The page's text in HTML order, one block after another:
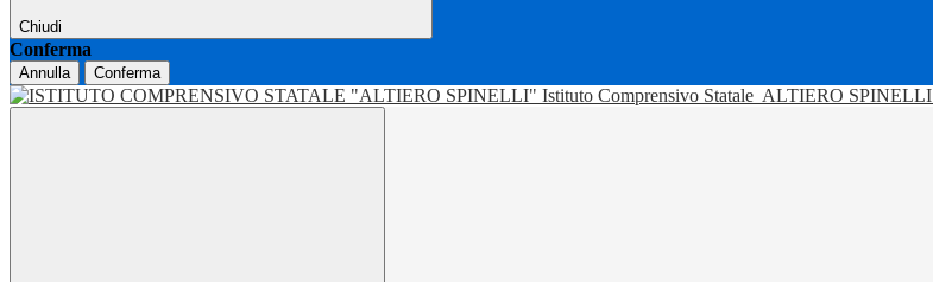
Chiudi
Conferma
Annulla Conferma
Istituto Comprensivo Statale ALTIERO SPINELLI